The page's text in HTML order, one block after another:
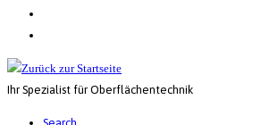
Ihr Spezialist für Oberflächentechnik